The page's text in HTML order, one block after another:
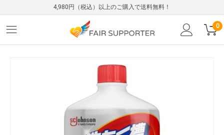
4,980円（税込）以上のご購入で送料無料！
0